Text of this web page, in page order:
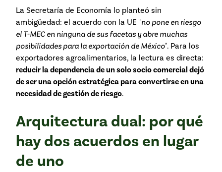
La Secretaría de Economía lo planteó sin
ambigüedad: el acuerdo con la UE "no pone en riesgo
el T-MEC en ninguna de sus facetas y abre muchas
posibilidades para la exportación de México". Para los
exportadores agroalimentarios, la lectura es directa:
reducir la dependencia de un solo socio comercial dejó
de ser una opción estratégica para convertirse en una
necesidad de gestión de riesgo.
Arquitectura dual: por qué
hay dos acuerdos en lugar
de uno